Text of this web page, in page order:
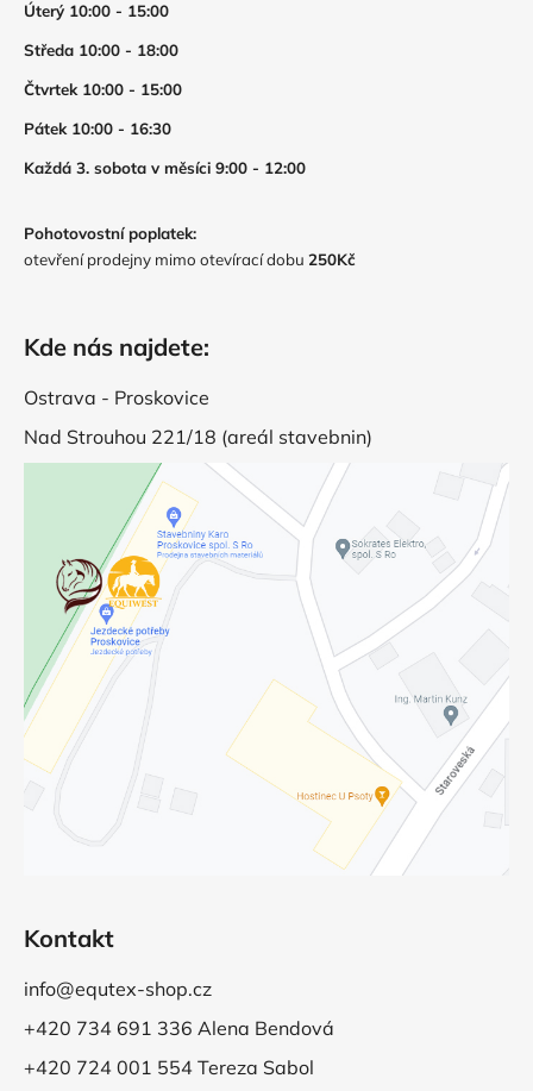
Úterý 10:00 - 15:00
Středa 10:00 - 18:00
Čtvrtek 10:00 - 15:00
Pátek 10:00 - 16:30
Každá 3. sobota v měsíci 9:00 - 12:00
Pohotovostní poplatek:
otevření prodejny mimo otevírací dobu 250Kč
Kde nás najdete:
Ostrava - Proskovice
Nad Strouhou 221/18 (areál stavebnin)
Kontakt
info@equtex-shop.cz
+420 734 691 336 Alena Bendová
+420 724 001 554 Tereza Sabol